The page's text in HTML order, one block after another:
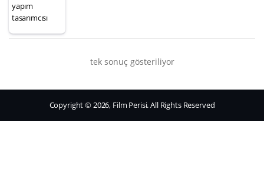
yapım
tasarımcısı
tek sonuç gösteriliyor
Copyright © 2026, Film Perisi. All Rights Reserved